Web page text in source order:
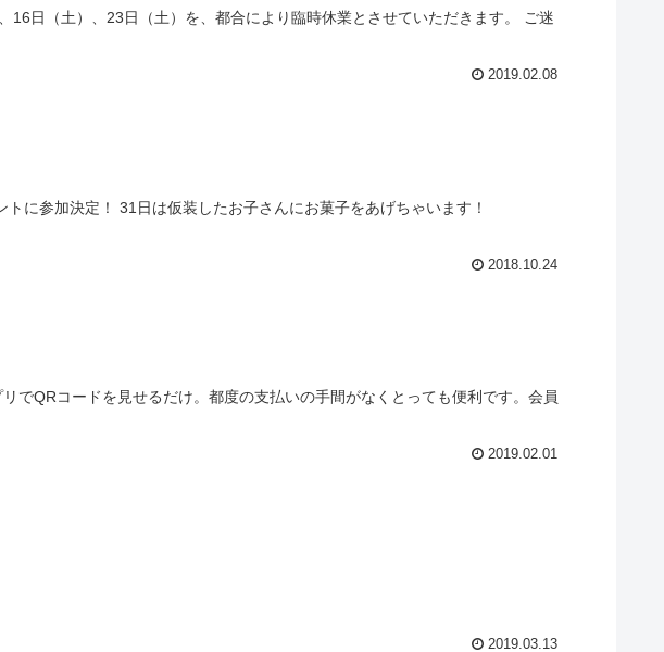
日（土）、23日（土）を、都合により臨時休業とさせていただきます。 ご迷
2019.02.08
に参加決定！ 31日は仮装したお子さんにお菓子をあげちゃいます！
2018.10.24
でQRコードを見せるだけ。都度の支払いの手間がなくとっても便利です。会員
2019.02.01
2019.03.13